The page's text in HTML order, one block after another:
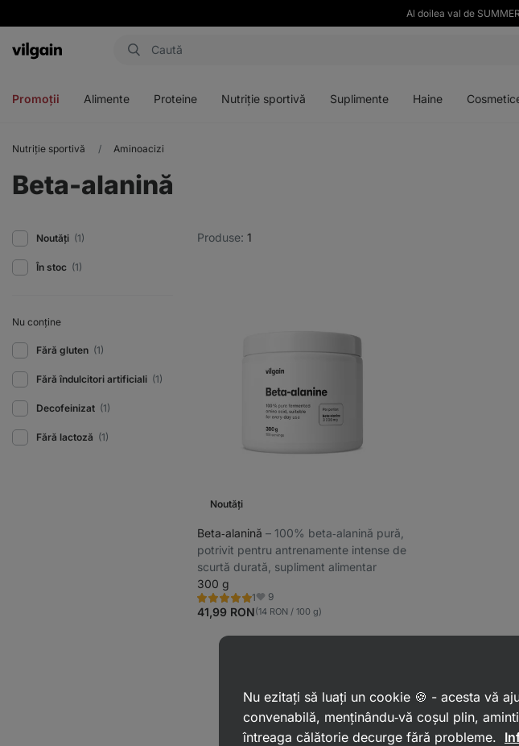
Al doilea val de
Aktin
Promoții Alimente Proteine Nutriție sportivă Suplimente Haine
Nutriție sportivă Aminoacizi
Beta-alanină
Produse: 1
Noutăți (1)
În stoc (1)
Nu conține
Fără gluten (1)
Fără îndulcitori artificiali (1)
Decofeinizat (1)
Fără lactoză (1)
Noutăți
Beta‑alanină ⁠–⁠ 100% beta‑alanină pură,
potrivit pentru antrenamente intense de
scurtă durată, supliment alimentar
300 g
1
Evaluare
5.0/5,
Favorite
9
41,99 RON(14 RON / 100 g)
Nu ezitați să luați un cookie 🍪 - acesta vă
convenabilă, menținându‑vă coșul plin,
întreaga călătorie decurge fără probleme.